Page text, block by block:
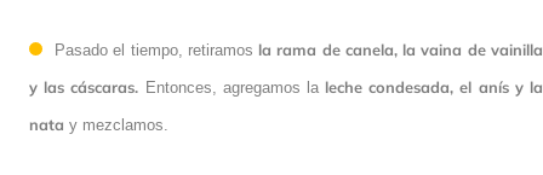
Pasado el tiempo, retiramos la rama de canela, la vaina de vainilla
y las cáscaras. Entonces, agregamos laleche condesada, el anís y la
nata y mezclamos.